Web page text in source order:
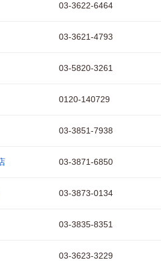
03-3622-6464
03-3621-4793
03-5820-3261
0120-140729
03-3851-7938
03-3871-6850
03-3873-0134
03-3835-8351
03-3623-3229